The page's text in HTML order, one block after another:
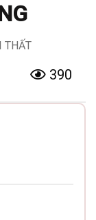
THẤT
390